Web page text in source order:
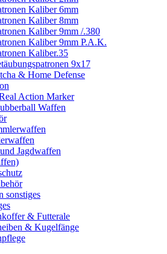
Kaliber 6mm
Kaliber 8mm
Kaliber 9mm /.380
Kaliber 9mm P.A.K.
Kaliber.35
9x17
& Home Defense
Action Marker
Waffen
Jagdwaffen
sonstiges
& Futterale
& Kugelfänge